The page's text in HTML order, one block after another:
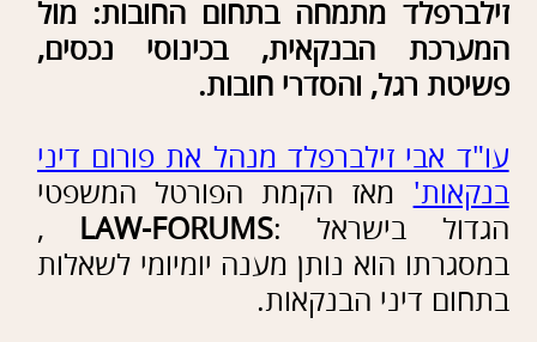
שם:
דוא"ל:
להרשמה חינם לניוזלטר :